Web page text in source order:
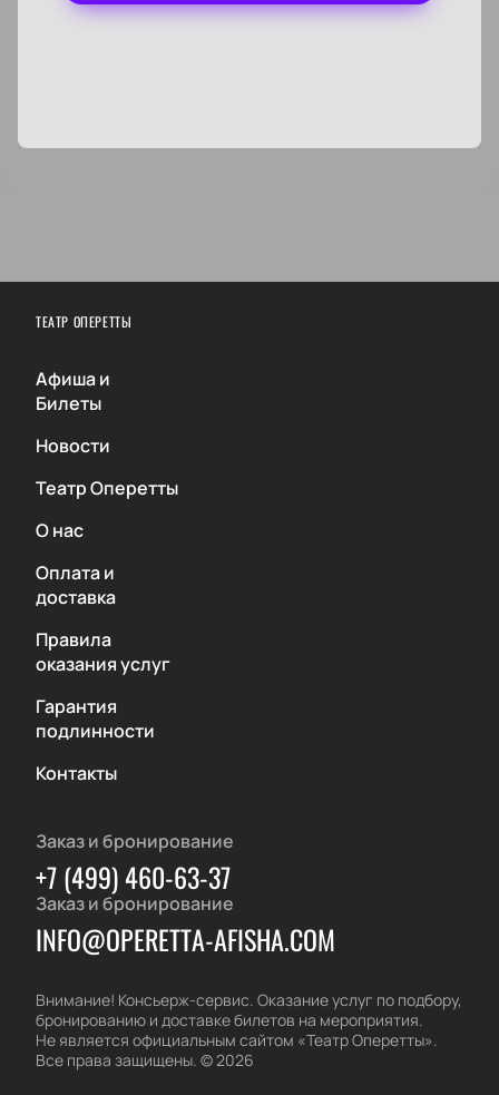
ТЕАТР ОПЕРЕТТЫ
Афиша и
Билеты
Новости
Театр Оперетты
О нас
Оплата и
доставка
Правила
оказания услуг
Гарантия
подлинности
Контакты
Заказ и бронирование
+7 (499) 460-63-37
Заказ и бронирование
INFO@OPERETTA-AFISHA.COM
Внимание! Консьерж-сервис. Оказание услуг по подбору,
бронированию и доставке билетов на мероприятия.
Не является официальным сайтом «Театр Оперетты».
Все права защищены. ©2026